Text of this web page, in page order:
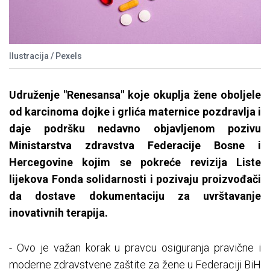
Ilustracija / Pexels
Udruženje "Renesansa" koje okuplja žene oboljele
od karcinoma dojke i grlića maternice pozdravlja i
daje podršku nedavno objavljenom pozivu
Ministarstva zdravstva Federacije Bosne i
Hercegovine kojim se pokreće revizija Liste
lijekova Fonda solidarnosti i pozivaju proizvođači
da dostave dokumentaciju za uvrštavanje
inovativnih terapija.
- Ovo je važan korak u pravcu osiguranja pravične i
moderne zdravstvene zaštite za žene u Federaciji BiH